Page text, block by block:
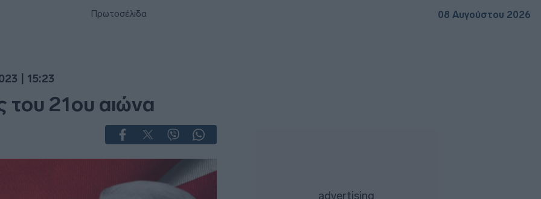
Πρωτοσέλιδα
08 Αυγούστου 2026
| 15:23
21ου αιώνα